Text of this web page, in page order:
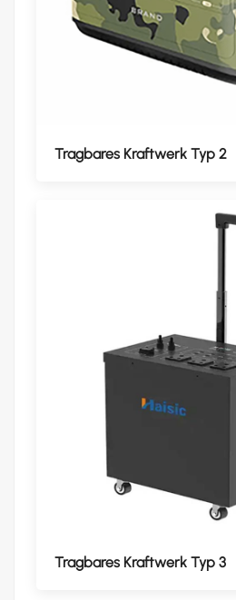
Tragbares Kraftwerk Typ 2
Tragbares Kraftwerk Typ 3